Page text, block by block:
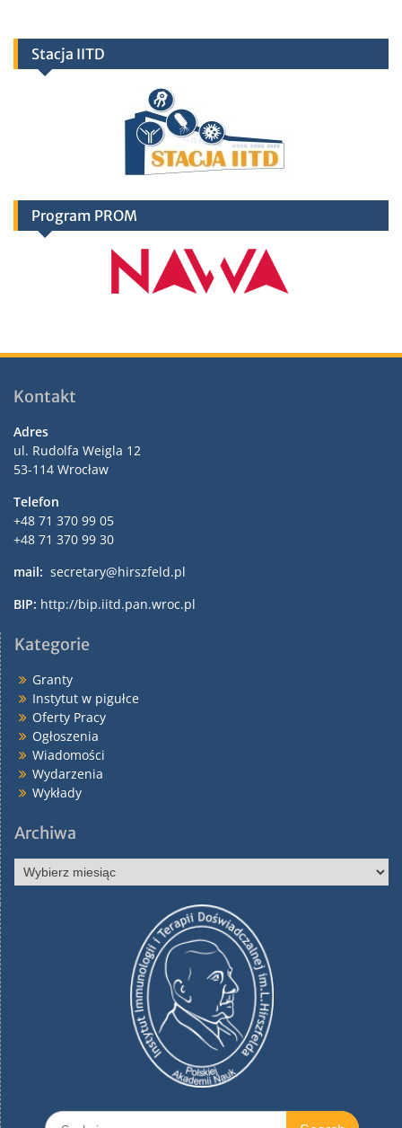
Stacja IITD
Program PROM
Kontakt
Adres
ul. Rudolfa Weigla 12
53-114 Wrocław
Telefon
+48 71 370 99 05
+48 71 370 99 30
mail: secretary@hirszfeld.pl
BIP: http://bip.iitd.pan.wroc.pl
Kategorie
Granty
Instytut w pigułce
Oferty Pracy
Ogłoszenia
Wiadomości
Wydarzenia
Wykłady
Archiwa
Archiwa
Search